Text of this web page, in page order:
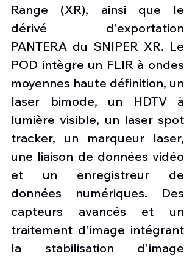
Range (XR), ainsi que le
dérivé d'exportation
PANTERA du SNIPER XR. Le
POD intègre un FLIR à ondes
moyennes haute définition, un
laser bimode, un HDTV à
lumière visible, un laser spot
tracker, un marqueur laser,
une liaison de données vidéo
et un enregistreur de
données numériques. Des
capteurs avancés et un
traitement d'image intégrant
la stabilisation d'image